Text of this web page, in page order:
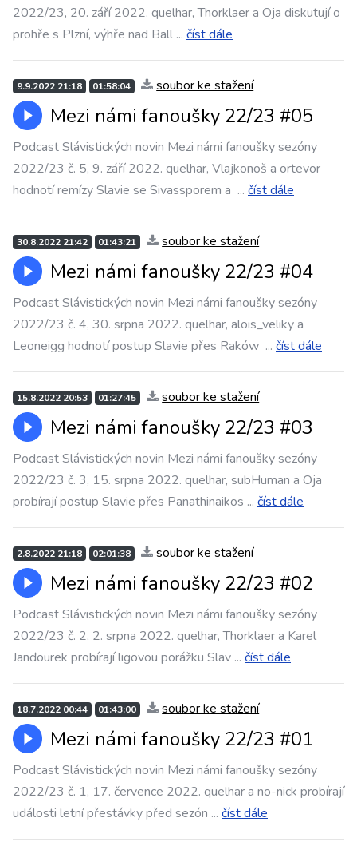
2022/23, 20. září 2022. quelhar, Thorklaer a Oja diskutují o
prohře s Plzní, výhře nad Ball ... číst dále
9.9.2022 21:18 01:58:04 soubor ke stažení
Mezi námi fanoušky 22/23 #05
Podcast Slávistických novin Mezi námi fanoušky sezóny
2022/23 č. 5, 9. září 2022. quelhar, Vlajkonoš a ortevor
hodnotí remízy Slavie se Sivassporem a ... číst dále
30.8.2022 21:42 01:43:21 soubor ke stažení
Mezi námi fanoušky 22/23 #04
Podcast Slávistických novin Mezi námi fanoušky sezóny
2022/23 č. 4, 30. srpna 2022. quelhar, alois_veliky a
Leoneigg hodnotí postup Slavie přes Raków ... číst dále
15.8.2022 20:53 01:27:45 soubor ke stažení
Mezi námi fanoušky 22/23 #03
Podcast Slávistických novin Mezi námi fanoušky sezóny
2022/23 č. 3, 15. srpna 2022. quelhar, subHuman a Oja
probírají postup Slavie přes Panathinaikos ... číst dále
2.8.2022 21:18 02:01:38 soubor ke stažení
Mezi námi fanoušky 22/23 #02
Podcast Slávistických novin Mezi námi fanoušky sezóny
2022/23 č. 2, 2. srpna 2022. quelhar, Thorklaer a Karel
Janďourek probírají ligovou porážku Slav ... číst dále
18.7.2022 00:44 01:43:00 soubor ke stažení
Mezi námi fanoušky 22/23 #01
Podcast Slávistických novin Mezi námi fanoušky sezóny
2022/23 č. 1, 17. července 2022. quelhar a no-nick probírají
události letní přestávky před sezón ... číst dále